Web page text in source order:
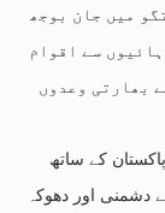
میں جان بوجھ
سے اقوام
بھارتی وعدوں
کے ساتھ
اور دھوکہ